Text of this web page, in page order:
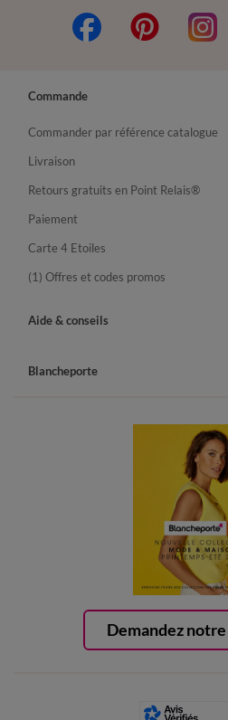
Demandez
Commande
Commander par référence catalogue
Livraison
Retours gratuits en Point Relais®
Paiement
Carte 4 Etoiles
(1) Offres et codes promos
Aide & conseils
Blancheporte